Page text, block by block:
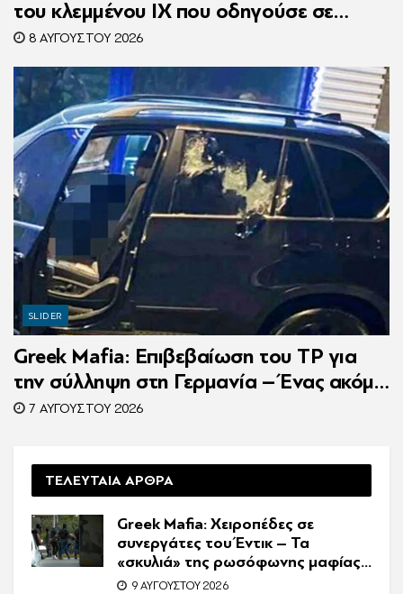
του κλεμμένου ΙΧ που οδηγούσε σε
τροχαίο
8 ΑΥΓΟΎΣΤΟΥ 2026
SLIDER
Greek Mafia: Επιβεβαίωση τoυ ΤP για
την σύλληψη στη Γερμανία – Ένας ακόμη
κατηγορούμενος για τον θάνατο του
7 ΑΥΓΟΎΣΤΟΥ 2026
ΤΕΛΕΥΤΑΙΑ ΑΡΘΡΑ
Greek Mafia: Χειροπέδες σε
συνεργάτες του Έντικ – Τα
«σκυλιά» της ρωσόφωνης μαφίας,
οι εκβιασμοί και το υπερπολυτελές
9 ΑΥΓΟΎΣΤΟΥ 2026